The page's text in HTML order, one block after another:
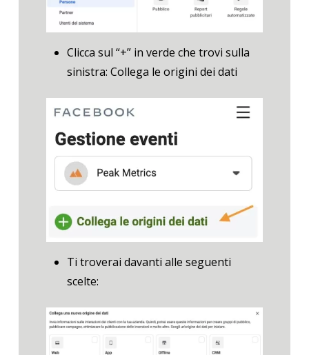
Clicca sul “+” in verde che trovi sulla
sinistra: Collega le origini dei dati
Ti troverai davanti alle seguenti
scelte: